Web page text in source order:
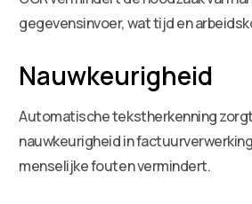
gegevensinvoer, wat tijd en
Nauwkeurigheid
Automatische tekstherkenning
nauwkeurigheid in
menselijke fouten vermindert.